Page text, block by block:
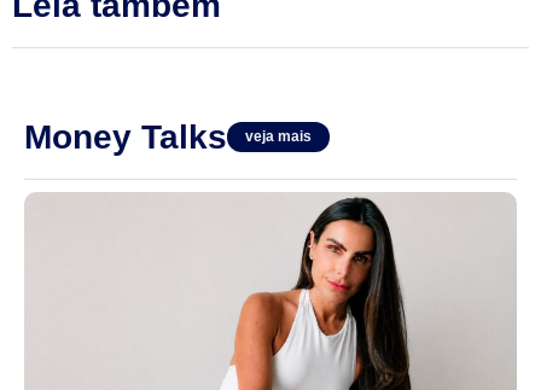
Money Talks veja mais